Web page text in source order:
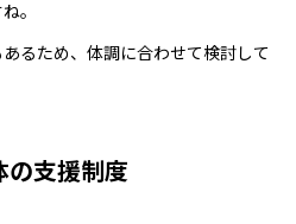
。
るため、体調に合わせて検討して
の支援制度